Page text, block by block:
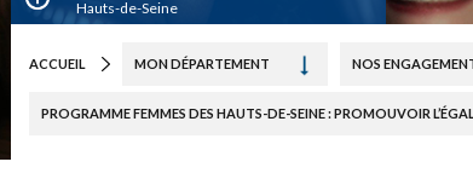
Hauts-de-Seine
ACCUEIL MON DÉPARTEMENT NOS
PROGRAMME FEMMES DES HAUTS-DE-SEINE : PROMOUVOIR
Le soutien au sport féminin